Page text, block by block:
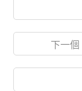
下一